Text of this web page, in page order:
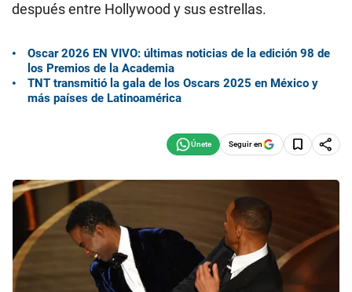
después entre Hollywood y sus estrellas.
Oscar 2026 EN VIVO: últimas noticias de la edición 98 de
los Premios de la Academia
TNT transmitió la gala de los Oscars 2025 en México y
más países de Latinoamérica
Seguir en